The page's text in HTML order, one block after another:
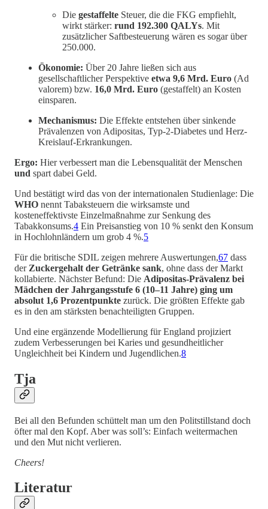
Die gestaffelte Steuer, die die FKG empfiehlt,
wirkt stärker: rund 192.300 QALYs. Mit
zusätzlicher Saftbesteuerung wären es sogar über
250.000.
Ökonomie: Über 20 Jahre ließen sich aus
gesellschaftlicher Perspektive etwa 9,6 Mrd. Euro (Ad
valorem) bzw. 16,0 Mrd. Euro (gestaffelt) an Kosten
einsparen.
Mechanismus: Die Effekte entstehen über sinkende
Prävalenzen von Adipositas, Typ-2-Diabetes und Herz-
Kreislauf-Erkrankungen.
Ergo: Hier verbessert man die Lebensqualität der Menschen
und spart dabei Geld.
Und bestätigt wird das von der internationalen Studienlage: Die
WHO nennt Tabaksteuern die wirksamste und
kosteneffektivste Einzelmaßnahme zur Senkung des
Tabakkonsums.4 Ein Preisanstieg von 10 % senkt den Konsum
in Hochlohnländern um grob 4 %.5
Für die britische SDIL zeigen mehrere Auswertungen,67 dass
der Zuckergehalt der Getränke sank, ohne dass der Markt
kollabierte. Nächster Befund: Die Adipositas-Prävalenz bei
Mädchen der Jahrgangsstufe 6 (10–11 Jahre) ging um
absolut 1,6 Prozentpunkte zurück. Die größten Effekte gab
es in den am stärksten benachteiligten Gruppen.
Und eine ergänzende Modellierung für England projiziert
zudem Verbesserungen bei Karies und gesundheitlicher
Ungleichheit bei Kindern und Jugendlichen.8
Tja
Bei all den Befunden schüttelt man um den Politstillstand doch
öfter mal den Kopf. Aber was soll’s: Einfach weitermachen
und den Mut nicht verlieren.
Cheers!
Literatur